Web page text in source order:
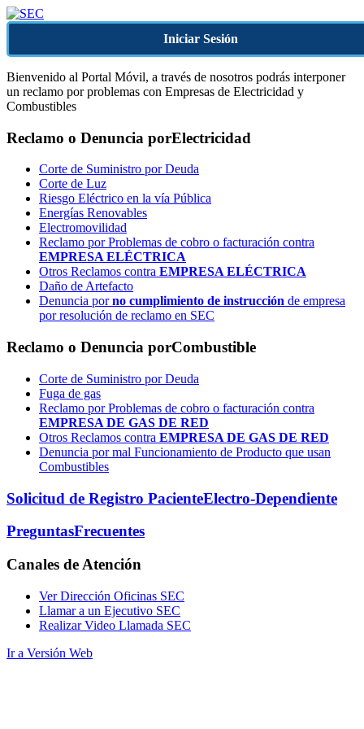
Iniciar Sesión
Bienvenido al Portal Móvil, a través de nosotros podrás interponer
un reclamo por problemas con Empresas de Electricidad y
Combustibles
Reclamo o Denuncia porElectricidad
Corte de Suministro por Deuda
Corte de Luz
Riesgo Eléctrico en la vía Pública
Energías Renovables
Electromovilidad
Reclamo por Problemas de cobro o facturación contra
EMPRESA ELÉCTRICA
Otros Reclamos contra EMPRESA ELÉCTRICA
Daño de Artefacto
Denuncia porno cumplimiento de instrucción de empresa
por resolución de reclamo en SEC
Reclamo o Denuncia porCombustible
Corte de Suministro por Deuda
Fuga de gas
Reclamo por Problemas de cobro o facturación contra
EMPRESA DE GAS DE RED
Otros Reclamos contra EMPRESA DE GAS DE RED
Denuncia por mal Funcionamiento de Producto que usan
Combustibles
Solicitud de Registro PacienteElectro-Dependiente
PreguntasFrecuentes
Canales de Atención
Ver Dirección Oficinas SEC
Llamar a un Ejecutivo SEC
Realizar Video Llamada SEC
Ir a Versión Web